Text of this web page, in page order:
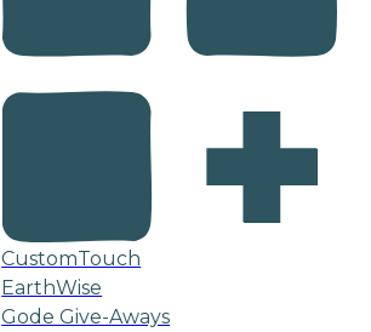
CustomTouch
EarthWise
Gode Give-Aways